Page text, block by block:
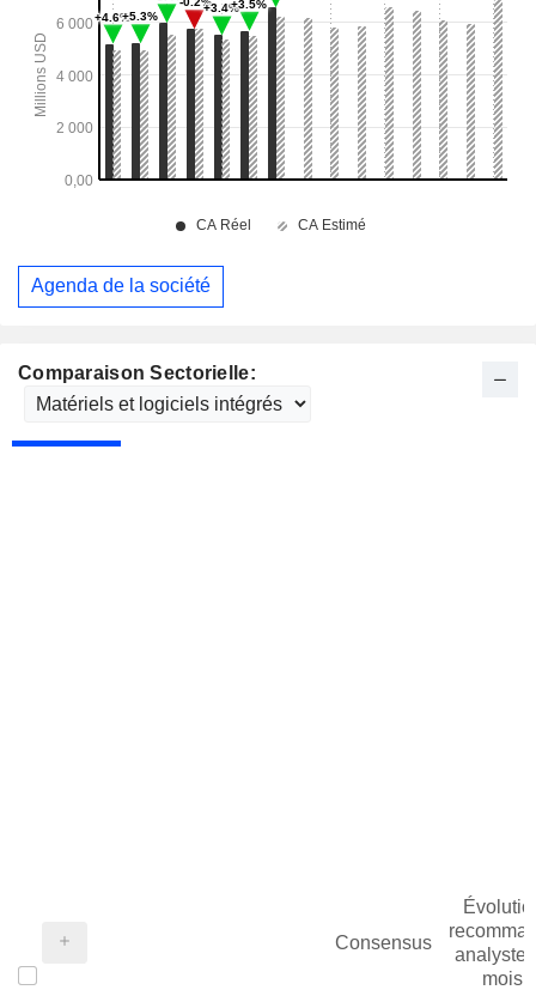
Comparaison Sectorielle:
Consensus
mois
Agenda de la société